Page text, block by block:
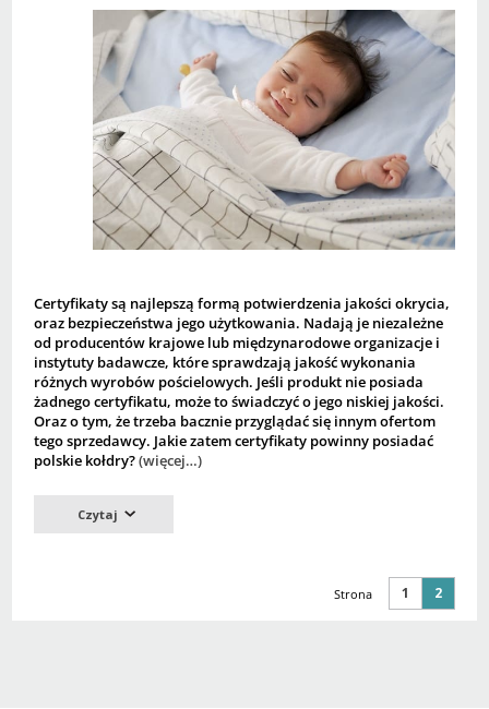
Certyfikaty są najlepszą formą potwierdzenia jakości okrycia,
oraz bezpieczeństwa jego użytkowania. Nadają je niezależne
od producentów krajowe lub międzynarodowe organizacje i
instytuty badawcze, które sprawdzają jakość wykonania
różnych wyrobów pościelowych. Jeśli produkt nie posiada
żadnego certyfikatu, może to świadczyć o jego niskiej jakości.
Oraz o tym, że trzeba bacznie przyglądać się innym ofertom
tego sprzedawcy. Jakie zatem certyfikaty powinny posiadać
polskie kołdry?(więcej…)
Czytaj
Strona 1 2